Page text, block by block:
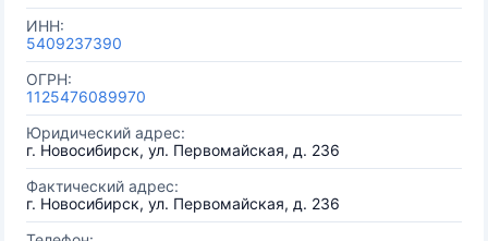
ИНН:
5409237390
ОГРН:
1125476089970
Юридический адрес:
г. Новосибирск, ул. Первомайская, д. 236
Фактический адрес:
г. Новосибирск, ул. Первомайская, д. 236